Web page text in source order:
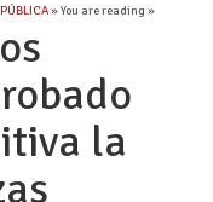
» You are reading »
la